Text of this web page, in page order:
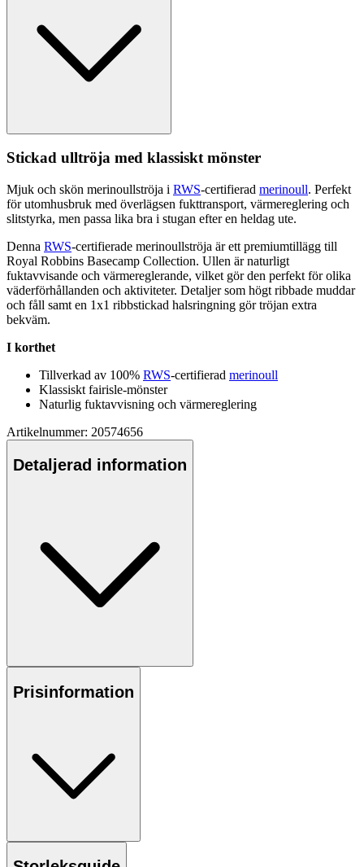
Stickad ulltröja med klassiskt mönster
Mjuk och skön merinoullströja i RWS-certifierad merinoull. Perfekt
för utomhusbruk med överlägsen fukttransport, värmereglering och
slitstyrka, men passa lika bra i stugan efter en heldag ute.
Denna RWS-certifierade merinoullströja är ett premiumtillägg till
Royal Robbins Basecamp Collection. Ullen är naturligt
fuktavvisande och värmereglerande, vilket gör den perfekt för olika
väderförhållanden och aktiviteter. Detaljer som högt ribbade muddar
och fåll samt en 1x1 ribbstickad halsringning gör tröjan extra
bekväm.
I korthet
Tillverkad av 100% RWS-certifierad merinoull
Klassiskt fairisle-mönster
Naturlig fuktavvisning och värmereglering
Artikelnummer: 20574656
Detaljerad information
Prisinformation